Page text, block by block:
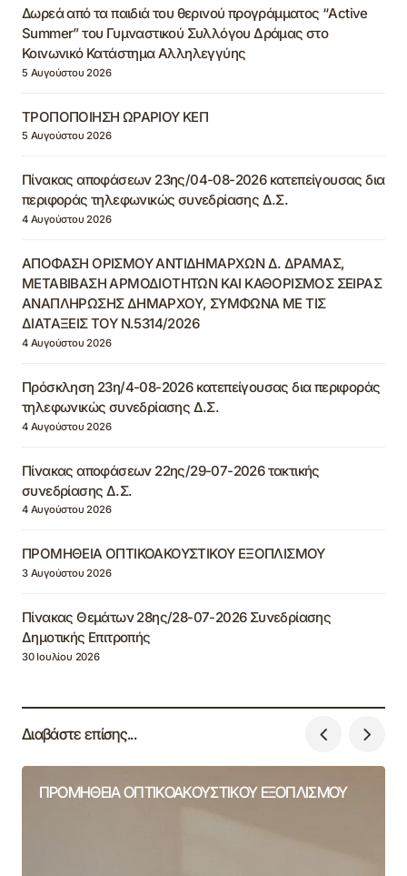
Δωρεά από τα παιδιά του θερινού προγράμματος “Active
Summer” του Γυμναστικού Συλλόγου Δράμας στο
Κοινωνικό Κατάστημα Αλληλεγγύης
5 Αυγούστου 2026
ΤΡΟΠΟΠΟΙΗΣΗ ΩΡΑΡΙΟΥ ΚΕΠ
5 Αυγούστου 2026
Πίνακας αποφάσεων 23ης/04-08-2026 κατεπείγουσας δια
περιφοράς τηλεφωνικώς συνεδρίασης Δ.Σ.
4 Αυγούστου 2026
ΑΠΟΦΑΣΗ ΟΡΙΣΜΟΥ ΑΝΤΙΔΗΜΑΡΧΩΝ Δ. ΔΡΑΜΑΣ,
ΜΕΤΑΒΙΒΑΣΗ ΑΡΜΟΔΙΟΤΗΤΩΝ ΚΑΙ ΚΑΘΟΡΙΣΜΟΣ ΣΕΙΡΑΣ
ΑΝΑΠΛΗΡΩΣΗΣ ΔΗΜΑΡΧΟΥ, ΣΥΜΦΩΝΑ ΜΕ ΤΙΣ
ΔΙΑΤΑΞΕΙΣ ΤΟΥ Ν.5314/2026
4 Αυγούστου 2026
Πρόσκληση 23η/4-08-2026 κατεπείγουσας δια περιφοράς
τηλεφωνικώς συνεδρίασης Δ.Σ.
4 Αυγούστου 2026
Πίνακας αποφάσεων 22ης/29-07-2026 τακτικής
συνεδρίασης Δ.Σ.
4 Αυγούστου 2026
ΠΡΟΜΗΘΕΙΑ ΟΠΤΙΚΟΑΚΟΥΣΤΙΚΟΥ ΕΞΟΠΛΙΣΜΟΥ
3 Αυγούστου 2026
Πίνακας Θεμάτων 28ης/28-07-2026 Συνεδρίασης
Δημοτικής Επιτροπής
30 Ιουλίου 2026
Διαβάστε επίσης...
ΠΡΟΜΗΘΕΙΑ ΟΠΤΙΚΟΑΚΟΥΣΤΙΚΟΥ ΕΞΟΠΛΙΣΜΟΥ